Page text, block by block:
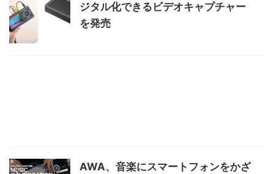
ジタル化できるビデオキャプチャー
を発売
AWA、音楽にスマートフォンをかざ